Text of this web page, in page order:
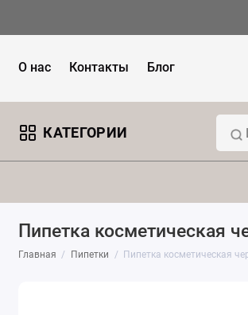
О нас Контакты Блог
КАТЕГОРИИ
Пипетка косметическая
Главная Пипетки Пипетка косметическая